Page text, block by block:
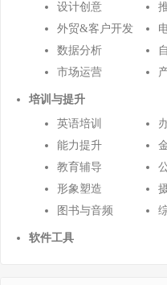
设计创意
外贸&客户开发
数据分析
市场运营
培训与提升
英语培训
能力提升
教育辅导
形象塑造
图书与音频
软件工具